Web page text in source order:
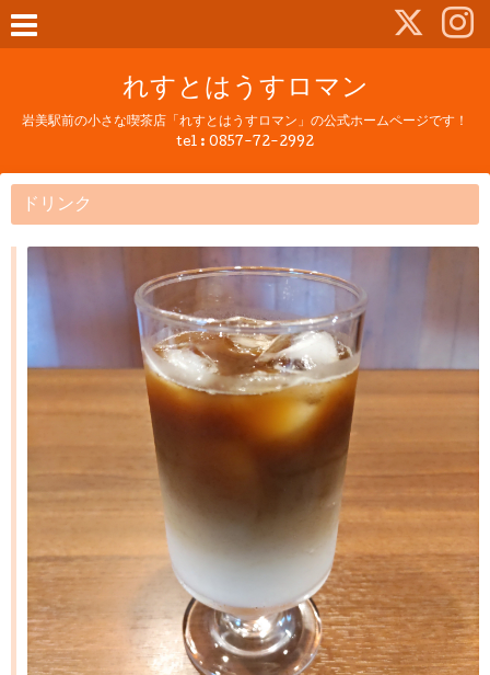
れすとはうすロマン
岩美駅前の小さな喫茶店「れすとはうすロマン」の公式ホームページです！
tel : 0857-72-2992
ドリンク